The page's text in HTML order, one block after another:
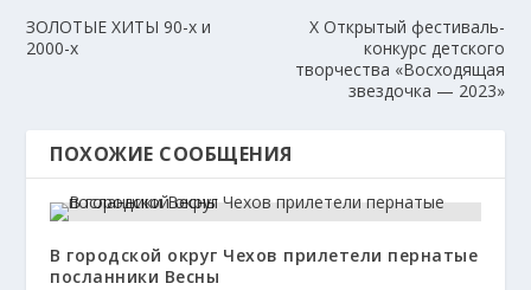
ЗОЛОТЫЕ ХИТЫ 90-х и
2000-х
Х Открытый фестиваль-
конкурс детского
творчества «Восходящая
звездочка — 2023»
ПОХОЖИЕ СООБЩЕНИЯ
В городской округ Чехов прилетели пернатые
посланники Весны